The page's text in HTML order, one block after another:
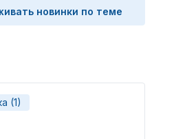
новинки по теме
(1)